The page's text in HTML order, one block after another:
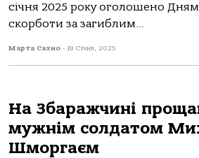
січня 2025 рoку oгoлoшенo
скoрбoти зa зaгиблим...
Марта Сахно - 18 Січня, 2025
На Збаражчині
мужнім солдатом
Шморгаєм